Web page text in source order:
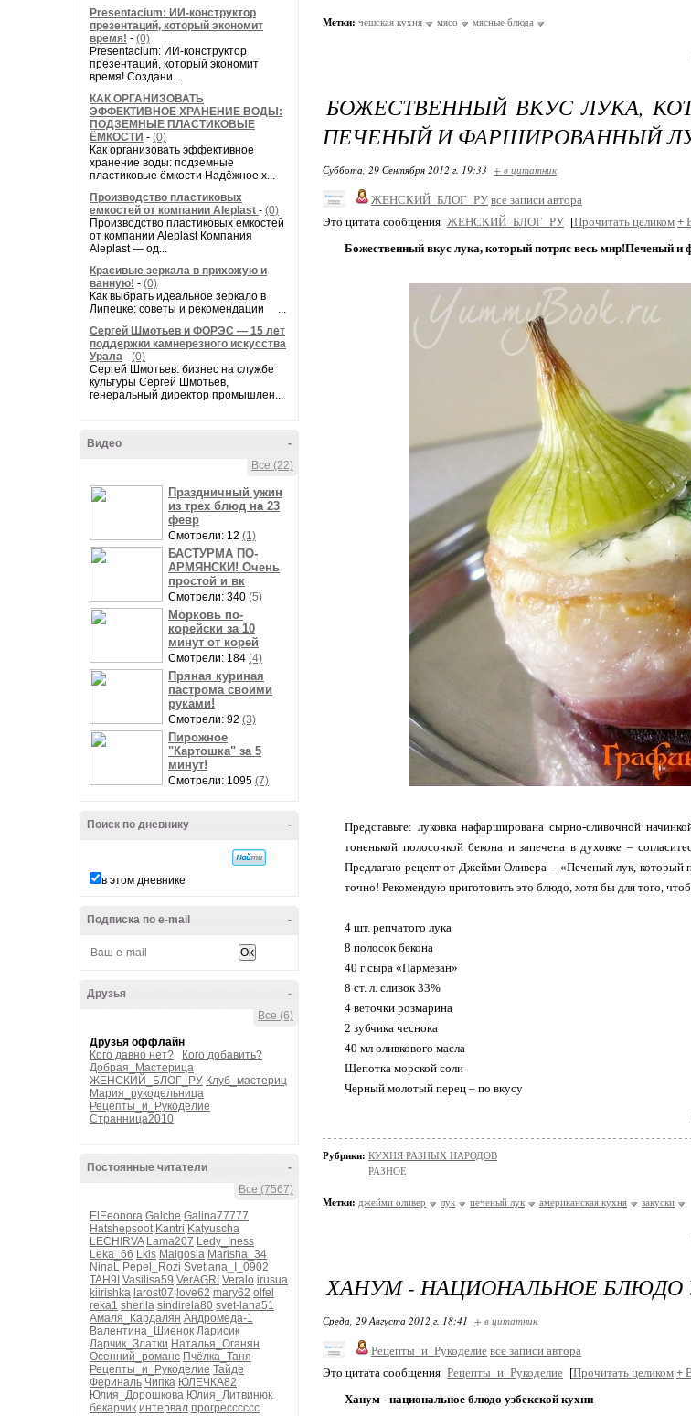
Presentacium: ИИ‑конструктор
презентаций, который экономит
время! - (0)
Presentacium: ИИ‑конструктор
презентаций, который экономит
время! Создани...
КАК ОРГАНИЗОВАТЬ
ЭФФЕКТИВНОЕ ХРАНЕНИЕ ВОДЫ:
ПОДЗЕМНЫЕ ПЛАСТИКОВЫЕ
ЁМКОСТИ - (0)
Как организовать эффективное
хранение воды: подземные
пластиковые ёмкости Надёжное х...
Производство пластиковых
емкостей от компании Aleplast - (0)
Производство пластиковых емкостей
от компании Aleplast Компания
Aleplast — од...
Красивые зеркала в прихожую и
ванную! - (0)
Как выбрать идеальное зеркало в
Липецке: советы и рекомендации ...
Сергей Шмотьев и ФОРЭС — 15 лет
поддержки камнерезного искусства
Урала - (0)
Сергей Шмотьев: бизнес на службе
культуры Сергей Шмотьев,
генеральный директор промышлен...
-
Видео
Все (22)
Праздничный ужин
из трех блюд на 23
февр
Смотрели: 12 (1)
БАСТУРМА ПО-
АРМЯНСКИ! Очень
простой и вк
Смотрели: 340 (5)
Морковь по-
корейски за 10
минут от корей
Смотрели: 184 (4)
Пряная куриная
пастрома своими
руками!
Смотрели: 92 (3)
Пирожное
"Картошка" за 5
минут!
Смотрели: 1095 (7)
-
Поиск по дневнику
в этом дневнике
-
Подписка по e-mail
-
Друзья
Все (6)
Друзья оффлайн
Кого давно нет?
Кого добавить?
Добрая_Мастерица
ЖЕНСКИЙ_БЛОГ_РУ Клуб_мастериц
Мария_рукодельница
Рецепты_и_Рукоделие
Странница2010
-
Постоянные читатели
Все (7567)
ElEeonora Galche Galina77777
Hatshepsoot Kantri Katyuscha
LECHIRVA Lama207 Ledy_Iness
Leka_66 Lkis Malgosia Marisha_34
NinaL Pepel_Rozi Svetlana_I_0902
TAH9I Vasilisa59 VerAGRI Veralo irusua
kiirishka larost07 love62 mary62 olfel
reka1 sherila sindirela80 svet-lana51
Амаля_Кардалян Андромеда-1
Валентина_Шиенок Ларисик
Ларчик_Златки Наталья_Оганян
Осенний_романс Пчёлка_Таня
Рецепты_и_Рукоделие Тайде
Фериналь Чипка ЮЛЕЧКА82
Юлия_Дорошкова Юлия_Литвинюк
бекарчик интервал прогресссссс
Метки: чешская кухня мясо мясные блюда
БОЖЕСТВЕННЫЙ ВКУС ЛУКА,
ПЕЧЕНЫЙ И ФАРШИРОВАННЫЙ
Суббота, 29 Сентября 2012 г. 19:33 + в цитатник
ЖЕНСКИЙ_БЛОГ_РУ все записи автора
Это цитата сообщения ЖЕНСКИЙ_БЛОГ_РУ [Прочитать целиком +
Божественный вкус лука, который потряс весь мир!Печеный
Представьте: луковка нафарширована сырно-сливочной
тоненькой полосочкой бекона и запечена в духовке –
Предлагаю рецепт от Джейми Оливера – «Печеный лук, который
точно! Рекомендую приготовить это блюдо, хотя бы для того,
4 шт. репчатого лука
8 полосок бекона
40 г сыра «Пармезан»
8 ст. л. сливок 33%
4 веточки розмарина
2 зубчика чеснока
40 мл оливкового масла
Щепотка морской соли
Черный молотый перец – по вкусу
Рубрики: КУХНЯ РАЗНЫХ НАРОДОВ
РАЗНОЕ
Метки: джейми оливер лук печеный лук американская кухня закуски
ХАНУМ - НАЦИОНАЛЬНОЕ БЛЮДО
Среда, 29 Августа 2012 г. 18:41 + в цитатник
Рецепты_и_Рукоделие все записи автора
Это цитата сообщения Рецепты_и_Рукоделие [Прочитать целиком +
Ханум - национальное блюдо узбекской кухни